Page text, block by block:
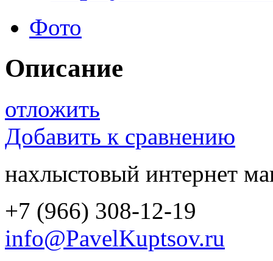
Фото
Описание
отложить
Добавить к сравнению
нахлыстовый интернет
+7 (966) 308-12-19
info@PavelKuptsov.ru